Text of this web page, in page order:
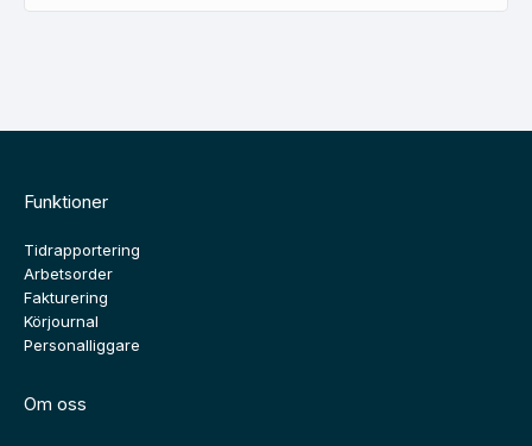
Funktioner
Tidrapportering
Arbetsorder
Fakturering
Körjournal
Personalliggare
Om oss